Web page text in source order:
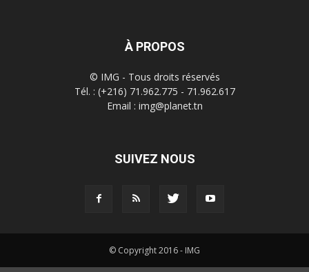
À PROPOS
© IMG - Tous droits réservés
Tél. : (+216) 71.962.775 - 71.962.617
Email : img@planet.tn
SUIVEZ NOUS
© Copyright 2016 - IMG